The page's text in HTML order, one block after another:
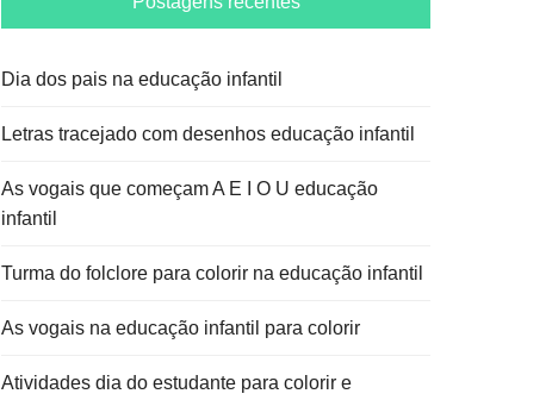
Dia dos pais na educação infantil
Letras tracejado com desenhos educação infantil
As vogais que começam A E I O U educação
infantil
Turma do folclore para colorir na educação infantil
As vogais na educação infantil para colorir
Atividades dia do estudante para colorir e